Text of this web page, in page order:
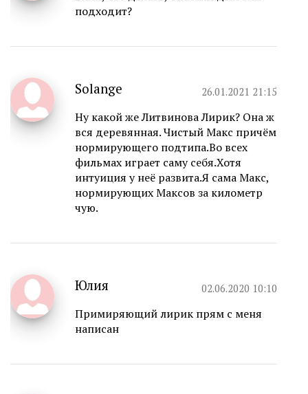
подходит?
Solange 26.01.2021 21:15
Ну какой же Литвинова Лирик? Она ж
вся деревянная. Чистый Макс причём
нормирующего подтипа.Во всех
фильмах играет саму себя.Хотя
интуиция у неё развита.Я сама Макс,
нормирующих Максов за километр
чую.
Юлия 02.06.2020 10:10
Примиряющий лирик прям с меня
написан